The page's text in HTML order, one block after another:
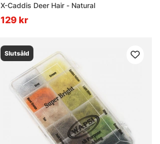
X-Caddis Deer Hair - Natural
129 kr
Slutsåld